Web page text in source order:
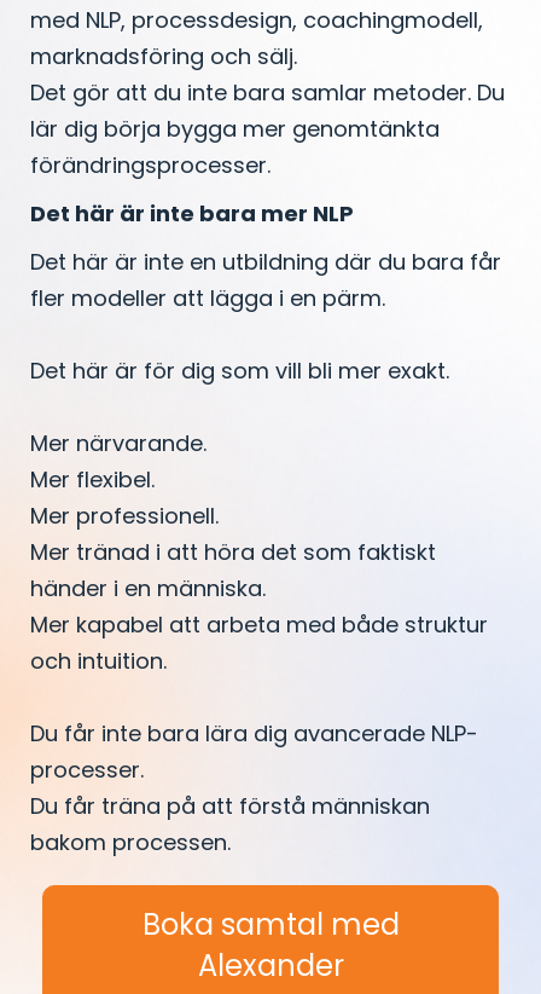
med NLP, processdesign, coachingmodell,
marknadsföring och sälj.
Det gör att du inte bara samlar metoder. Du
lär dig börja bygga mer genomtänkta
förändringsprocesser.
Det här är inte bara mer NLP
Det här är inte en utbildning där du bara får
fler modeller att lägga i en pärm.
Det här är för dig som vill bli mer exakt.
Mer närvarande.
Mer flexibel.
Mer professionell.
Mer tränad i att höra det som faktiskt
händer i en människa.
Mer kapabel att arbeta med både struktur
och intuition.
Du får inte bara lära dig avancerade NLP-
processer.
Du får träna på att förstå människan
bakom processen.
Boka samtal med
Alexander